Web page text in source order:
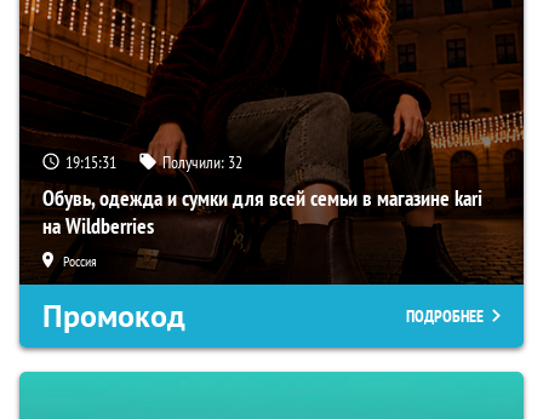
19:15:30 Получили: 32
Обувь, одежда и сумки для всей семьи в магазине kari
на Wildberries
Россия
Промокод ПОДРОБНЕЕ